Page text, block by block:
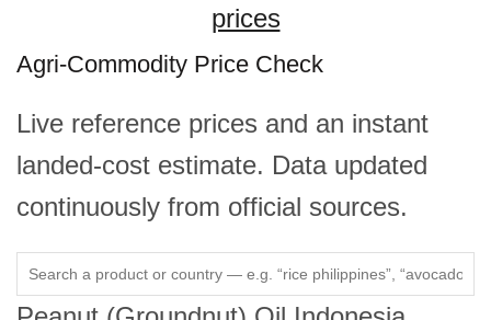
prices
Agri-Commodity Price Check
Live reference prices and an instant
landed-cost estimate. Data updated
continuously from official sources.